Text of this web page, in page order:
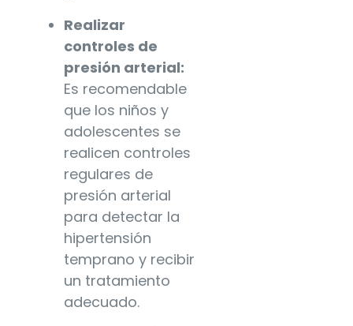
Realizar
controles de
presión arterial:
Es recomendable
que los niños y
adolescentes se
realicen controles
regulares de
presión arterial
para detectar la
hipertensión
temprano y recibir
un tratamiento
adecuado.